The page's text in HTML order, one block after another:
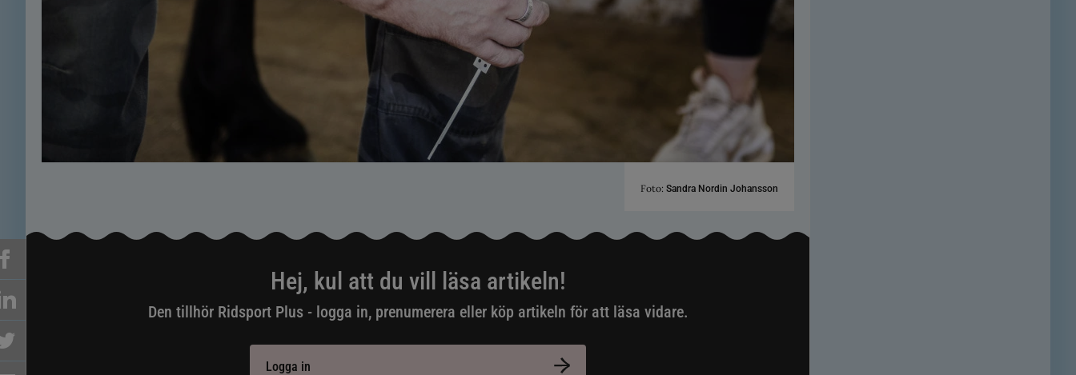
Foto: Sandra Nordin Johansson
Hej, kul att du vill läsa artikeln!
Den tillhör Ridsport Plus - logga in, prenumerera eller köp artikeln för att läsa vidare.
Logga in